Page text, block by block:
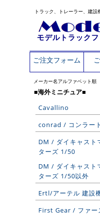
トラック、トレーラー、建
モデルトラック
ご注文フォーム
メーカー名アルファベット順
■海外ミニチュア■
Cavallino
conrad / コンラート
DM / ダイキャスト
ターズ 1/50
DM / ダイキャスト
ターズ 1/50以外
Ertl/アーテル 建設
First Gear / ファー